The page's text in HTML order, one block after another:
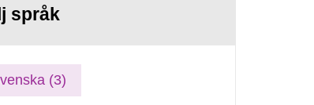
språk
(3)